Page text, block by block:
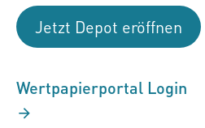
Jetzt Depot eröffnen
Wertpapierportal Login